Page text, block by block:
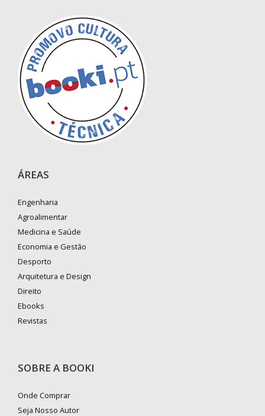
ÁREAS
Engenharia
Agroalimentar
Medicina e Saúde
Economia e Gestão
Desporto
Arquitetura e Design
Direito
Ebooks
Revistas
SOBRE A BOOKI
Onde Comprar
Seja Nosso Autor